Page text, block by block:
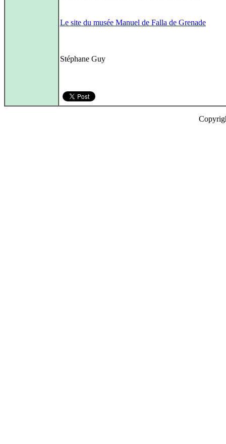
Le site du musée Manuel de Falla de Grenade
Stéphane Guy